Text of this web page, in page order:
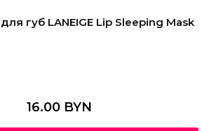
губ LANEIGE Lip Sleeping Mask
16.00 BYN